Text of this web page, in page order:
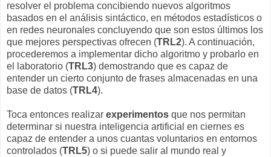
resolver el problema concibiendo nuevos algoritmos
basados en el análisis sintáctico, en métodos estadísticos o
en redes neuronales concluyendo que son estos últimos los
que mejores perspectivas ofrecen (TRL2). A continuación,
procederemos a implementar dicho algoritmo y probarlo en
el laboratorio (TRL3) demostrando que es capaz de
entender un cierto conjunto de frases almacenadas en una
base de datos (TRL4).
Toca entonces realizar experimentos que nos permitan
determinar si nuestra inteligencia artificial en ciernes es
capaz de entender a unos cuantas voluntarios en entornos
controlados (TRL5) o si puede salir al mundo real y